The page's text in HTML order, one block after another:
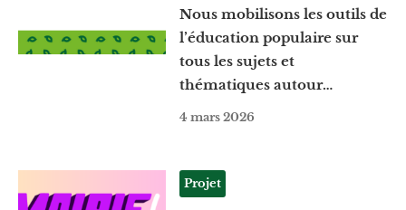
Nous mobilisons les outils de
l’éducation populaire sur
tous les sujets et
thématiques autour…
4 mars 2026
Projet